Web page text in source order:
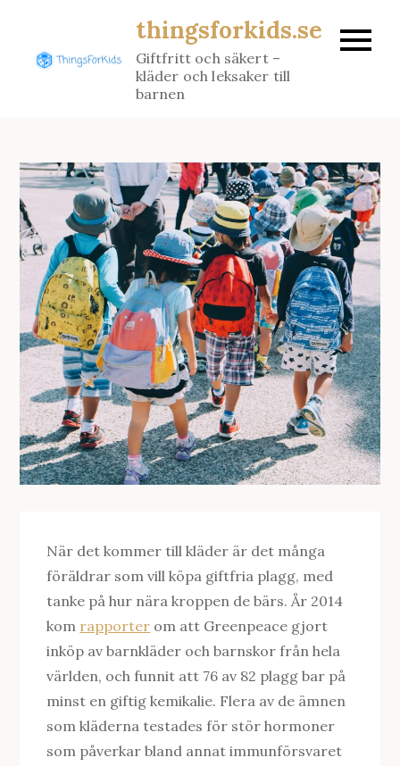
content
thingsforkids.se
Giftfritt och säkert –
kläder och leksaker till
barnen
När det kommer till kläder är det många
föräldrar som vill köpa giftfria plagg, med
tanke på hur nära kroppen de bärs. År 2014
kom rapporter om att Greenpeace gjort
inköp av barnkläder och barnskor från hela
världen, och funnit att 76 av 82 plagg bar på
minst en giftig kemikalie. Flera av de ämnen
som kläderna testades för stör hormoner
som påverkar bland annat immunförsvaret